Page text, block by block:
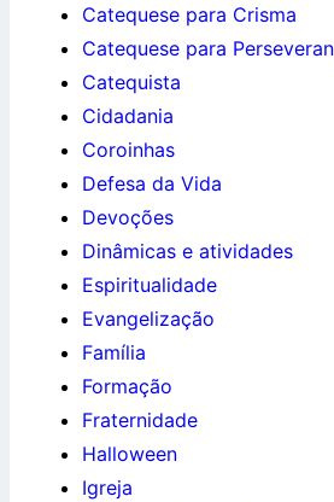
Catequese para Crisma
Catequese para
Catequista
Cidadania
Coroinhas
Defesa da Vida
Devoções
Dinâmicas e atividades
Espiritualidade
Evangelização
Família
Formação
Fraternidade
Halloween
Igreja